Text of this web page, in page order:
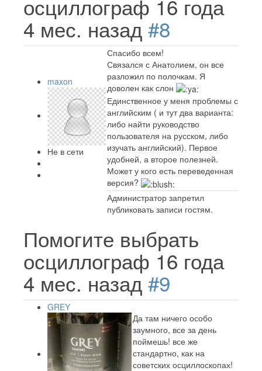
осциллограф 16 года
4 мес. назад #8
maxon
Не в сети
Спасибо всем!
Связался с Анатолием, он все
разложил по полочкам. Я
доволен как слон
Единственное у меня проблемы с
английским ( и тут два варианта:
либо найти руководство
пользователя на русском, либо
изучать английский). Первое
удобней, а второе полезней.
Может у кого есть переведенная
версия?
Администратор запретил
публиковать записи гостям.
Помогите выбрать
осциллограф 16 года
4 мес. назад #9
GREY
Да там ничего особо
заумного, все за день
поймешь! все же
стандартно, как на
советских осциллоскопах!